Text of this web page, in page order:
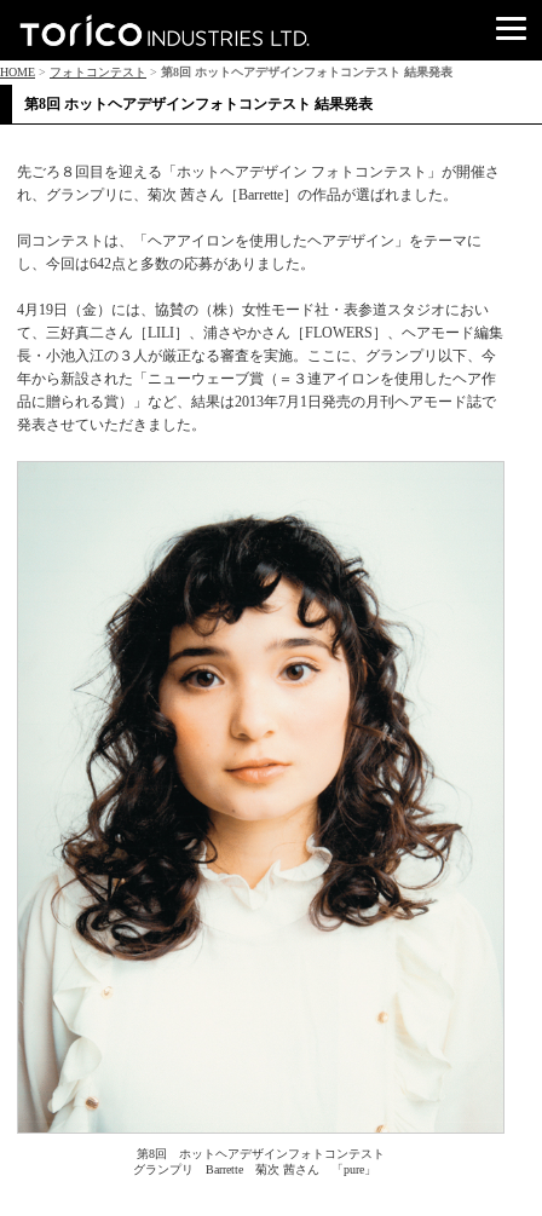
HOME > フォトコンテスト > 第8回 ホットヘアデザインフォトコンテスト 結果発表
第8回 ホットヘアデザインフォトコンテスト 結果発表
先ごろ８回目を迎える「ホットヘアデザイン フォトコンテスト」が開催さ
れ、グランプリに、菊次 茜さん［Barrette］の作品が選ばれました。
同コンテストは、「ヘアアイロンを使用したヘアデザイン」をテーマに
し、今回は642点と多数の応募がありました。
4月19日（金）には、協賛の（株）女性モード社・表参道スタジオにおい
て、三好真二さん［LILI］、浦さやかさん［FLOWERS］、ヘアモード編集
長・小池入江の３人が厳正なる審査を実施。ここに、グランプリ以下、今
年から新設された「ニューウェーブ賞（＝３連アイロンを使用したヘア作
品に贈られる賞）」など、結果は2013年7月1日発売の月刊ヘアモード誌で
発表させていただきました。
第8回 ホットヘアデザインフォトコンテスト
グランプリ Barrette 菊次 茜さん 「pure」